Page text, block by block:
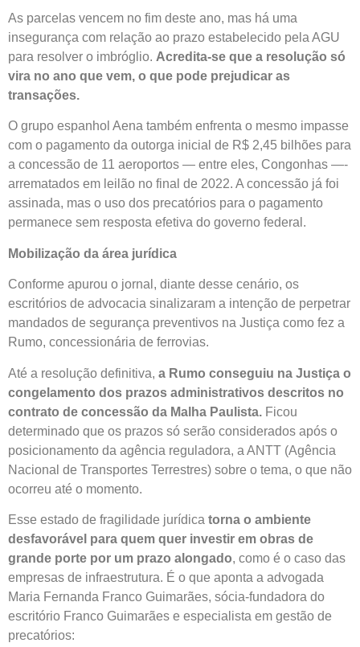
As parcelas vencem no fim deste ano, mas há uma
insegurança com relação ao prazo estabelecido pela AGU
para resolver o imbróglio. Acredita-se que a resolução só
vira no ano que vem, o que pode prejudicar as
transações.
O grupo espanhol Aena também enfrenta o mesmo impasse
com o pagamento da outorga inicial de R$ 2,45 bilhões para
a concessão de 11 aeroportos — entre eles, Congonhas —-
arrematados em leilão no final de 2022. A concessão já foi
assinada, mas o uso dos precatórios para o pagamento
permanece sem resposta efetiva do governo federal.
Mobilização da área jurídica
Conforme apurou o jornal, diante desse cenário, os
escritórios de advocacia sinalizaram a intenção de perpetrar
mandados de segurança preventivos na Justiça como fez a
Rumo, concessionária de ferrovias.
Até a resolução definitiva, a Rumo conseguiu na Justiça o
congelamento dos prazos administrativos descritos no
contrato de concessão da Malha Paulista. Ficou
determinado que os prazos só serão considerados após o
posicionamento da agência reguladora, a ANTT (Agência
Nacional de Transportes Terrestres) sobre o tema, o que não
ocorreu até o momento.
Esse estado de fragilidade jurídica torna o ambiente
desfavorável para quem quer investir em obras de
grande porte por um prazo alongado, como é o caso das
empresas de infraestrutura. É o que aponta a advogada
Maria Fernanda Franco Guimarães, sócia-fundadora do
escritório Franco Guimarães e especialista em gestão de
precatórios: